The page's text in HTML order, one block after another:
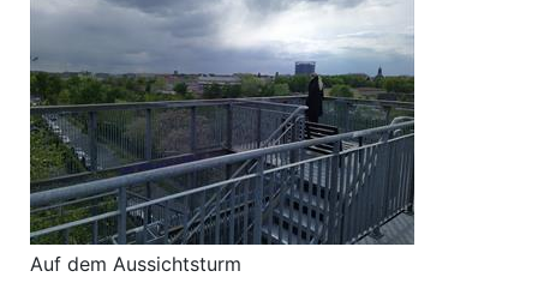
Auf dem Aussichtsturm